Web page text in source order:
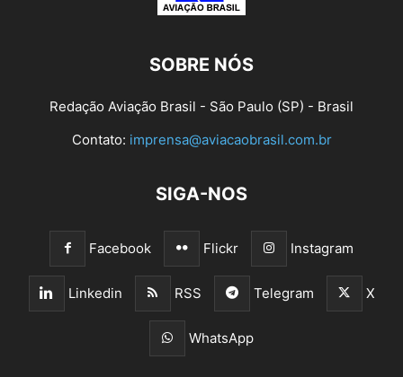
SOBRE NÓS
Redação Aviação Brasil - São Paulo (SP) - Brasil
Contato: imprensa@aviacaobrasil.com.br
SIGA-NOS
Facebook Flickr Instagram
Linkedin RSS Telegram X
WhatsApp